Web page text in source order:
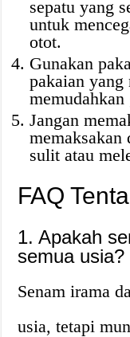
sepatu yang
untuk
otot.
Gunakan
pakaian
memudahkan
Jangan
memaksakan
sulit atau
FAQ
1. Apakah
semua usia?
Senam irama
usia, tetapi